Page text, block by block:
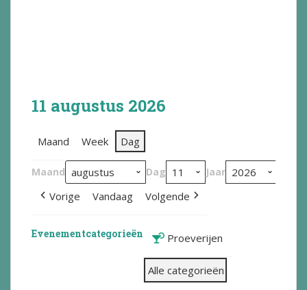
11 augustus 2026
Maand Week Dag
Maand Dag Jaar
Vorige Vandaag Volgende
Evenementcategorieën Proeverijen
Alle categorieën